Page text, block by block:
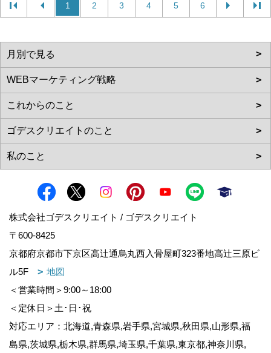
1 2 3 4 5 6
株式会社ゴデスクリエイト / ゴデスクリエイト
〒600-8425
京都府京都市下京区高辻通烏丸西入骨屋町323番地高辻三原ビ
ル5F
地図
＜営業時間＞9:00～18:00
＜定休日＞土･日･祝
対応エリア：北海道,青森県,岩手県,宮城県,秋田県,山形県,福
島県,茨城県,栃木県,群馬県,埼玉県,千葉県,東京都,神奈川県,